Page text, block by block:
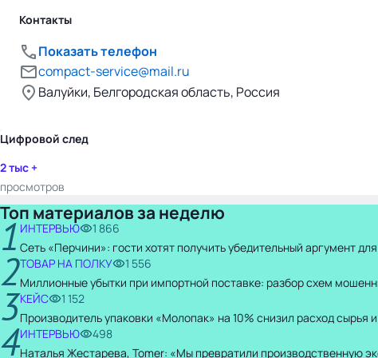
Контакты
Показать телефон
compact-service@mail.ru
Валуйки, Белгородская область, Россия
Цифровой след
2 тыс +
просмотров
Топ материалов за неделю
1 ИНТЕРВЬЮ
1 866
Сеть «Перчини»: гости хотят получить убедительный аргумент
2ТОВАР НА ПОЛКУ
1 556
Миллионные убытки при импортной поставке: разбор схем
3КЕЙС
1 152
Производитель упаковки «Молопак» на 10% снизил расход
4ИНТЕРВЬЮ
498
Наталья Жестарева, Tomer: «Мы превратили производственную